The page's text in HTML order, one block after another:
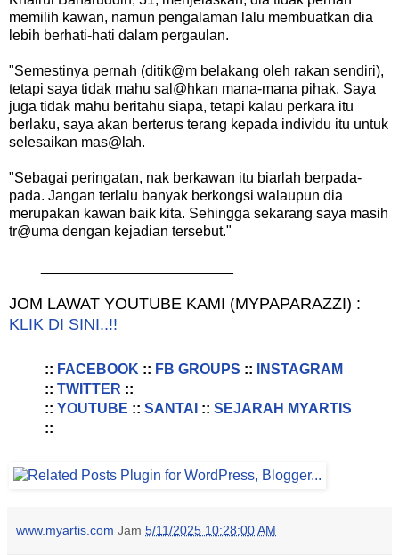
memilih kawan, namun pengalaman lalu membuatkan dia
lebih berhati-hati dalam pergaulan.
"Semestinya pernah (ditik@m belakang oleh rakan sendiri),
tetapi saya tidak mahu sal@hkan mana-mana pihak. Saya
juga tidak mahu beritahu siapa, tetapi kalau perkara itu
berlaku, saya akan berterus terang kepada individu itu untuk
selesaikan mas@lah.
"Sebagai peringatan, nak berkawan itu biarlah berpada-
pada. Jangan terlalu banyak berkongsi walaupun dia
merupakan kawan baik kita. Sehingga sekarang saya masih
tr@uma dengan kejadian tersebut."
JOM LAWAT YOUTUBE KAMI (MYPAPARAZZI) :
KLIK DI SINI..!!
:: FACEBOOK :: FB GROUPS ::
INSTAGRAM
:: TWITTER ::
:: YOUTUBE :: SANTAI :: SEJARAH MYARTIS
::
www.myartis.com Jam 5/11/2025 10:28:00 AM